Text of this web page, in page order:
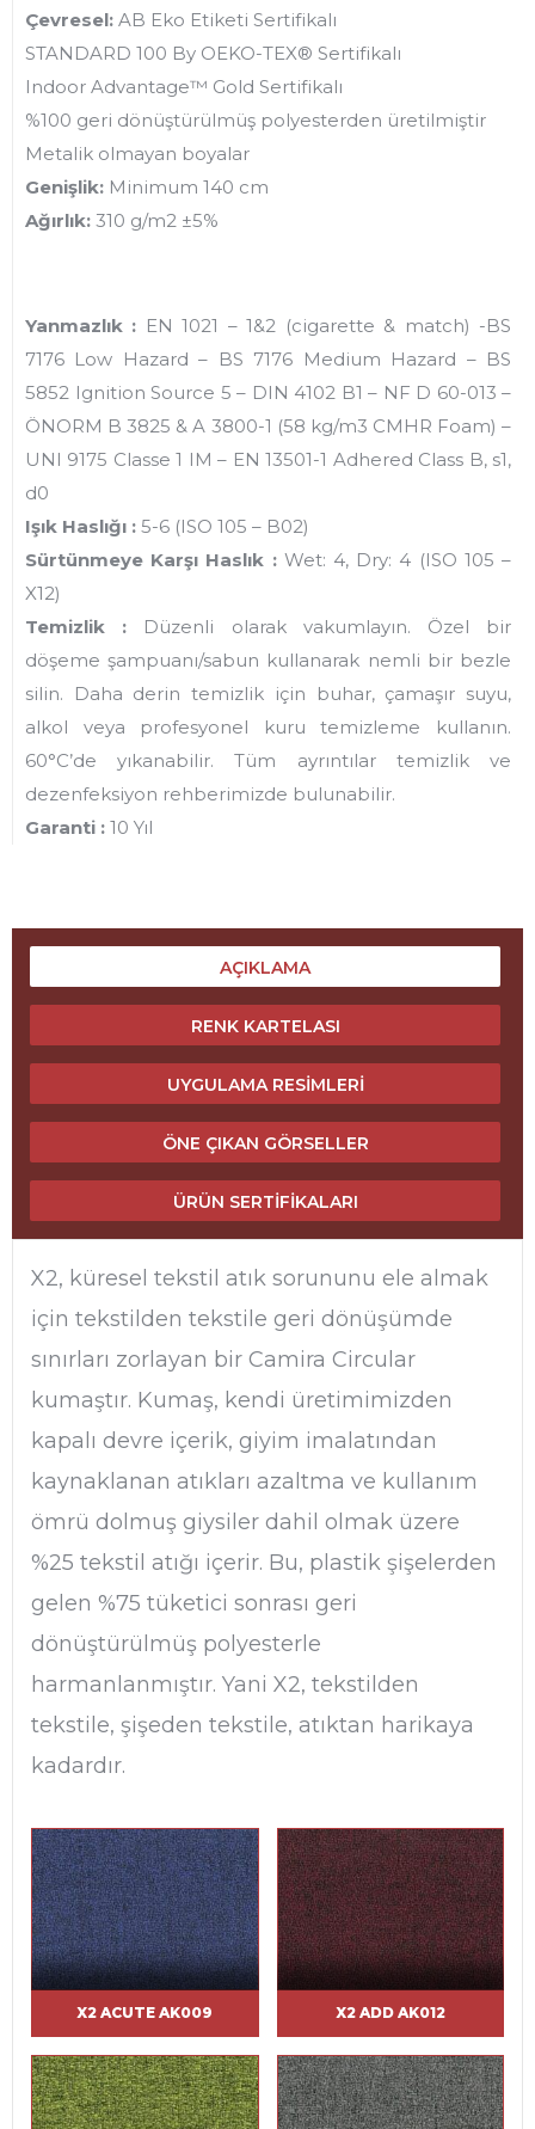
Çevresel: AB Eko Etiketi Sertifikalı
STANDARD 100 By OEKO-TEX® Sertifikalı
Indoor Advantage™ Gold Sertifikalı
%100 geri dönüştürülmüş polyesterden üretilmiştir
Metalik olmayan boyalar
Genişlik: Minimum 140 cm
Ağırlık: 310 g/m2 ±5%
Yanmazlık : EN 1021 – 1&2 (cigarette & match) -BS
7176 Low Hazard – BS 7176 Medium Hazard – BS
5852 Ignition Source 5 – DIN 4102 B1 – NF D 60-013 –
ÖNORM B 3825 & A 3800-1 (58 kg/m3 CMHR Foam) –
UNI 9175 Classe 1 IM – EN 13501-1 Adhered Class B, s1,
d0
Işık Haslığı : 5-6 (ISO 105 – B02)
Sürtünmeye Karşı Haslık : Wet: 4, Dry: 4 (ISO 105 –
X12)
Temizlik : Düzenli olarak vakumlayın. Özel bir
döşeme şampuanı/sabun kullanarak nemli bir bezle
silin. Daha derin temizlik için buhar, çamaşır suyu,
alkol veya profesyonel kuru temizleme kullanın.
60°C’de yıkanabilir. Tüm ayrıntılar temizlik ve
dezenfeksiyon rehberimizde bulunabilir.
Garanti : 10 Yıl
AÇIKLAMA
RENK KARTELASI
UYGULAMA RESIMLERI
ÖNE ÇIKAN GÖRSELLER
ÜRÜN SERTIFIKALARI
X2, küresel tekstil atık sorununu ele almak
için tekstilden tekstile geri dönüşümde
sınırları zorlayan bir Camira Circular
kumaştır. Kumaş, kendi üretimimizden
kapalı devre içerik, giyim imalatından
kaynaklanan atıkları azaltma ve kullanım
ömrü dolmuş giysiler dahil olmak üzere
%25 tekstil atığı içerir. Bu, plastik şişelerden
gelen %75 tüketici sonrası geri
dönüştürülmüş polyesterle
harmanlanmıştır. Yani X2, tekstilden
tekstile, şişeden tekstile, atıktan harikaya
kadardır.
X2 ACUTE AK009 X2 ADD AK012